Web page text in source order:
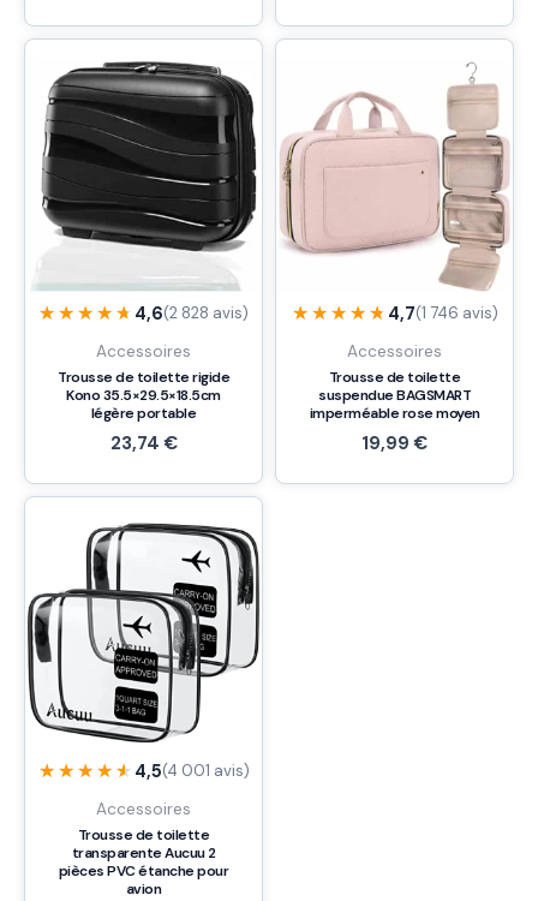
★★★★★
★★★★★ 4,6(2 828 avis)
Accessoires
Trousse de toilette rigide
Kono 35.5×29.5×18.5cm
légère portable
23,74€
★★★★★
★★★★★ 4,7(1 746 avis)
Accessoires
Trousse de toilette
suspendue BAGSMART
imperméable rose moyen
19,99€
★★★★★
★★★★★ 4,5(4 001 avis)
Accessoires
Trousse de toilette
transparente Aucuu 2
pièces PVC étanche pour
avion